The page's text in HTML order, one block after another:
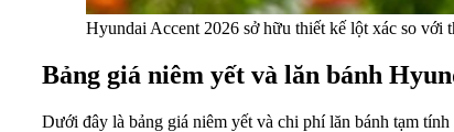
Hyundai Accent 2026 sở hữu thiết kế lột xác so với
Bảng giá niêm yết và lăn bánh
Dưới đây là bảng giá niêm yết và chi phí lăn bánh tạm